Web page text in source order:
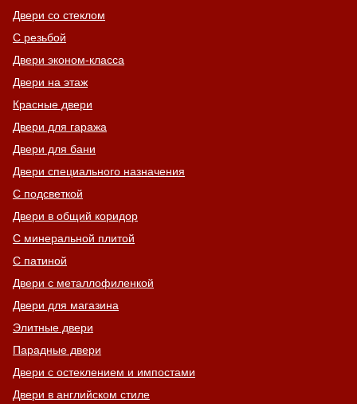
Двери со стеклом
С резьбой
Двери эконом-класса
Двери на этаж
Красные двери
Двери для гаража
Двери для бани
Двери специального назначения
С подсветкой
Двери в общий коридор
С минеральной плитой
С патиной
Двери с металлофиленкой
Двери для магазина
Элитные двери
Парадные двери
Двери с остеклением и импостами
Двери в английском стиле